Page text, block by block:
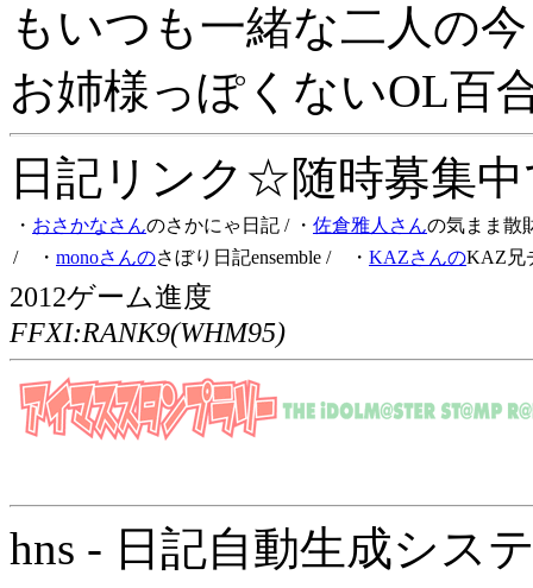
もいつも一緒な二人の
お姉様っぽくないOL百
日記リンク☆随時募集
・ おさかなさんのさかにゃ日記 / ・ 佐倉雅人さんの気まま散
/ ・ monoさんのさぼり日記ensemble / ・ KAZさんのKAZ兄
2012ゲーム進度
FFXI:RANK9(WHM95)
hns - 日記自動生成シス